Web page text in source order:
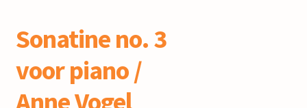
Sonatine no. 3
voor piano /
Anne Vogel